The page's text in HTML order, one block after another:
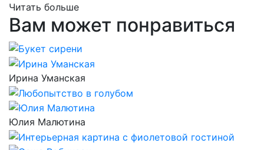
Читать больше
Вам может понравиться
Ирина Уманская
Юлия Малютина